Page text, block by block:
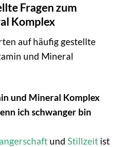
Fragen zum
Komplex
auf häufig gestellte
und Mineral
und Mineral Komplex
ich schwanger bin
und Stillzeitist